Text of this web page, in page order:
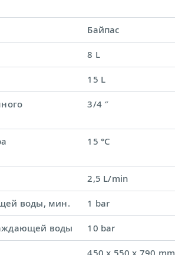
Байпас
8 L
15 L
3/4 ″
15 °C
2,5 L/min
воды, мин. 1 bar
воды 10 bar